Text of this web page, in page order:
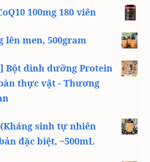
100mg 180 viên
lên men, 500gram
Bột dinh dưỡng Protein
thực vật - Thương
sinh tự nhiên
đặc biệt, ~500mL